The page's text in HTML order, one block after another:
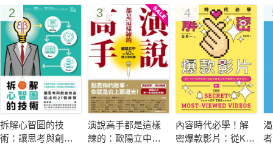
更搖身一變成為全世界權力最大的人之一。
他們的演說有什麼魔力，能讓聽眾欲罷不能、想要知道更多？
有24年實務經歷的演講教練高傑里（Trevor Currie）統整了他多
年來協助領導者準備重要演說的經驗和案例，更以內容、口條和
投影片這三方面超過50種標準，分析TED Talks 百大講者的演
講，瞭解他們表現過人的原因，並將結果拆解為七大項：
2
拆解心智圖的技
術：讓思考與創意
3
演說高手都是這樣
練的：歐陽立中的
4
內容時代必學！解
密爆款影片：從K-